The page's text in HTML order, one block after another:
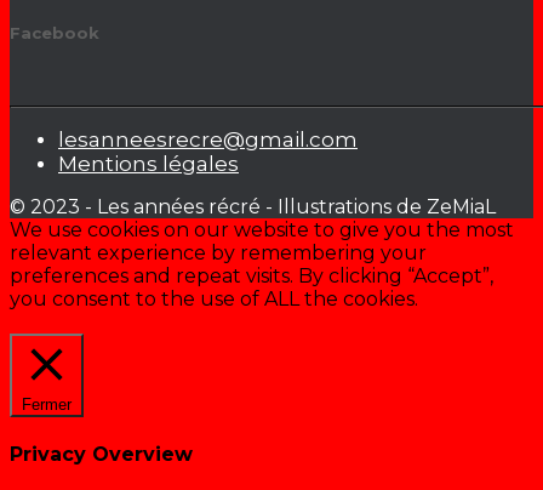
Facebook
lesanneesrecre@gmail.com
Mentions légales
© 2023 - Les années récré - Illustrations de ZeMiaL
We use cookies on our website to give you the most
relevant experience by remembering your
preferences and repeat visits. By clicking “Accept”,
you consent to the use of ALL the cookies.
Fermer
Privacy Overview